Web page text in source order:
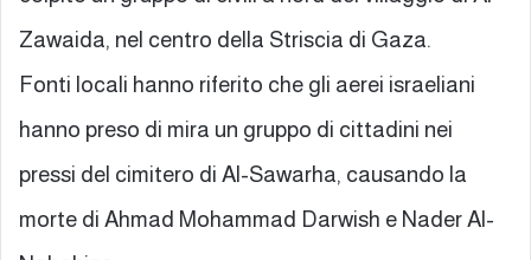
Zawaida, nel centro della Striscia di Gaza.
Fonti locali hanno riferito che gli aerei israeliani
hanno preso di mira un gruppo di cittadini nei
pressi del cimitero di Al-Sawarha, causando la
morte di Ahmad Mohammad Darwish e Nader Al-